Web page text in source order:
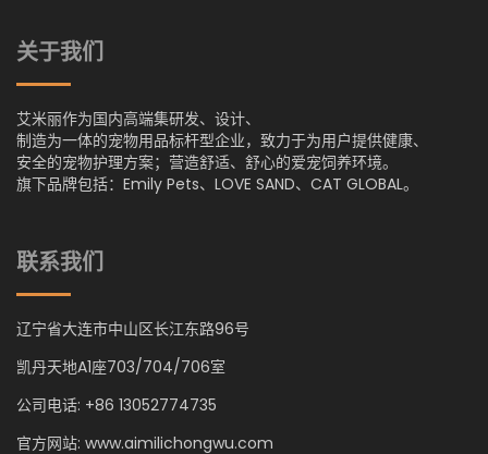
关于我们
艾米丽作为国内高端集研发、设计、
制造为一体的宠物用品标杆型企业，致力于为用户提供健康、
安全的宠物护理方案；营造舒适、舒心的爱宠饲养环境。
旗下品牌包括：Emily Pets、LOVE SAND、CAT GLOBAL。
联系我们
辽宁省大连市中山区长江东路96号
凯丹天地A1座703/704/706室
公司电话: +86 13052774735
官方网站: www.aimilichongwu.com